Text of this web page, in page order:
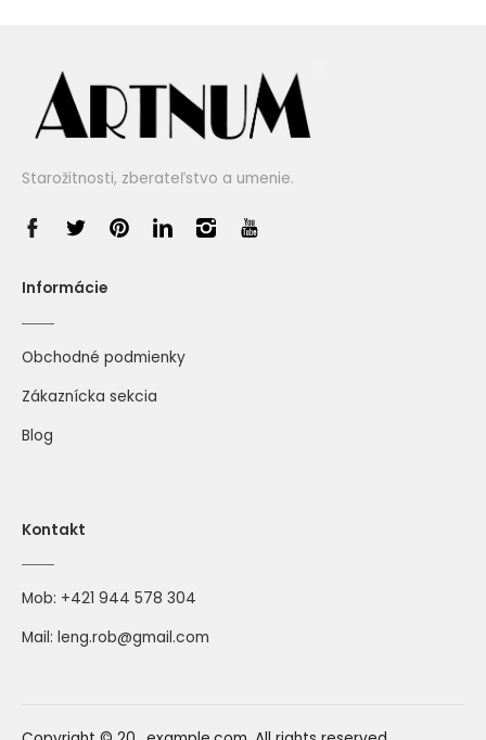
Starožitnosti, zberateľstvo a umenie.
Informácie
Obchodné podmienky
Zákaznícka sekcia
Blog
Kontakt
Mob: +421 944 578 304
Mail: leng.rob@gmail.com